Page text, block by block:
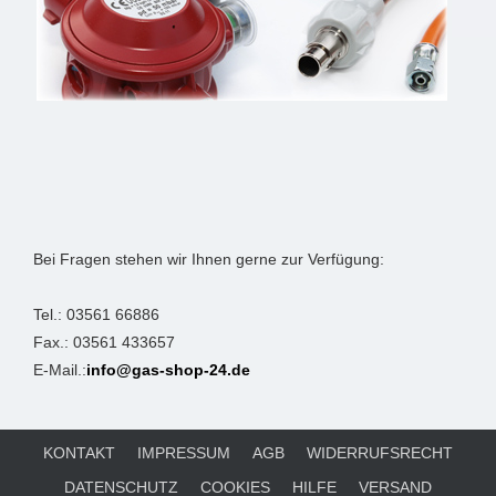
Bei Fragen stehen wir Ihnen gerne zur Verfügung:
Tel.: 03561 66886
Fax.: 03561 433657
E-Mail.:info@gas-shop-24.de
KONTAKT IMPRESSUM AGB
WIDERRUFSRECHT
DATENSCHUTZ
COOKIES HILFE
VERSAND